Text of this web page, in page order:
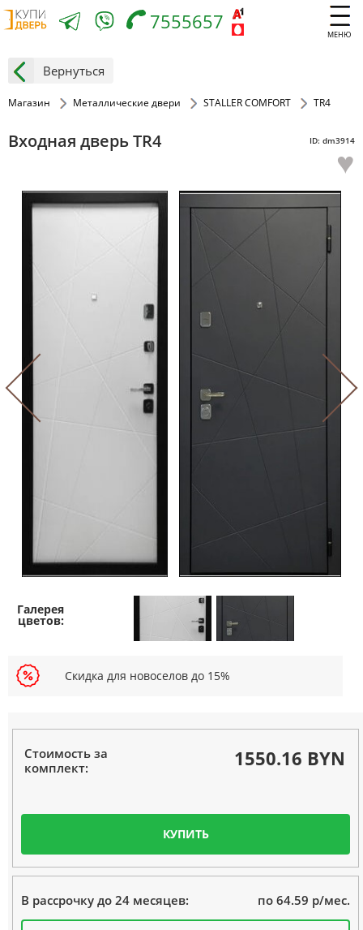
МЕНЮ
7555657
Вернуться
Магазин Металлические двери STALLER COMFORT TR4
Входная дверь TR4 ID: dm3914
♥
Скидка для новоселов до 15%
Стоимость за
комплект:
1550.16 BYN
КУПИТЬ
В рассрочку до 24 месяцев: по 64.59 р/мес.